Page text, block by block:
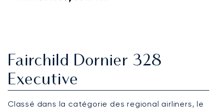
Fairchild Dornier 328
Executive
Classé dans la catégorie des regional airliners, le